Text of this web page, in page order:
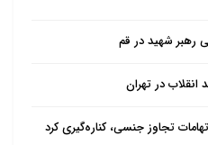
رهبر شهید در قم
در تهران
تجاوز جنسی، کناره‌گیری کرد